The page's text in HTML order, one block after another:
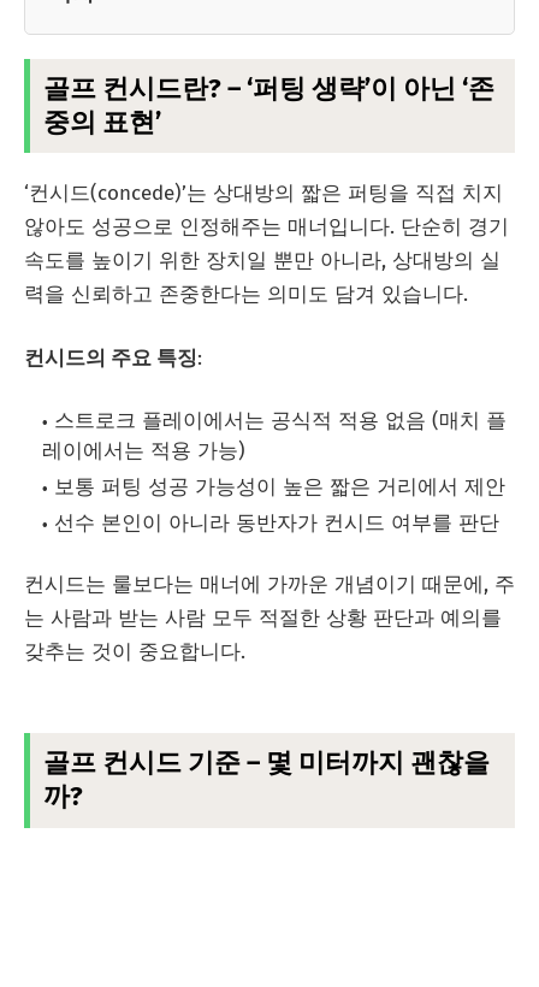
골프 컨시드란? – ‘퍼팅 생략’이 아닌 ‘존
중의 표현’
‘컨시드(concede)’는 상대방의 짧은 퍼팅을 직접 치지
않아도 성공으로 인정해주는 매너입니다. 단순히 경기
속도를 높이기 위한 장치일 뿐만 아니라, 상대방의 실
력을 신뢰하고 존중한다는 의미도 담겨 있습니다.
컨시드의 주요 특징:
스트로크 플레이에서는 공식적 적용 없음 (매치 플
레이에서는 적용 가능)
보통 퍼팅 성공 가능성이 높은 짧은 거리에서 제안
선수 본인이 아니라 동반자가 컨시드 여부를 판단
컨시드는 룰보다는 매너에 가까운 개념이기 때문에, 주
는 사람과 받는 사람 모두 적절한 상황 판단과 예의를
갖추는 것이 중요합니다.
골프 컨시드 기준 – 몇 미터까지 괜찮을
까?